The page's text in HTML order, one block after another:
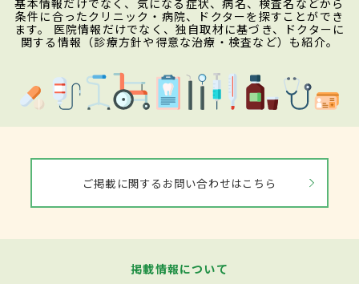
条件に合ったクリニック・病院、ドクターを探すことができ
ます。 医院情報だけでなく、独自取材に基づき、ドクターに
関する情報（診療方針や得意な治療・検査など）も紹介。
ご掲載に関するお問い合わせはこちら
掲載情報について